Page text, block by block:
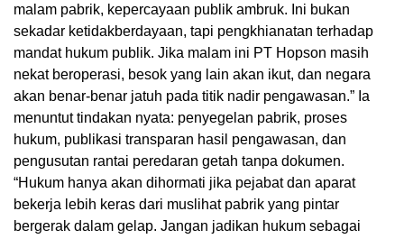
malam pabrik, kepercayaan publik ambruk. Ini bukan
sekadar ketidakberdayaan, tapi pengkhianatan terhadap
mandat hukum publik. Jika malam ini PT Hopson masih
nekat beroperasi, besok yang lain akan ikut, dan negara
akan benar-benar jatuh pada titik nadir pengawasan.” Ia
menuntut tindakan nyata: penyegelan pabrik, proses
hukum, publikasi transparan hasil pengawasan, dan
pengusutan rantai peredaran getah tanpa dokumen.
“Hukum hanya akan dihormati jika pejabat dan aparat
bekerja lebih keras dari muslihat pabrik yang pintar
bergerak dalam gelap. Jangan jadikan hukum sebagai